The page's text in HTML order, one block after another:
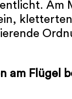
Am
am Flügel